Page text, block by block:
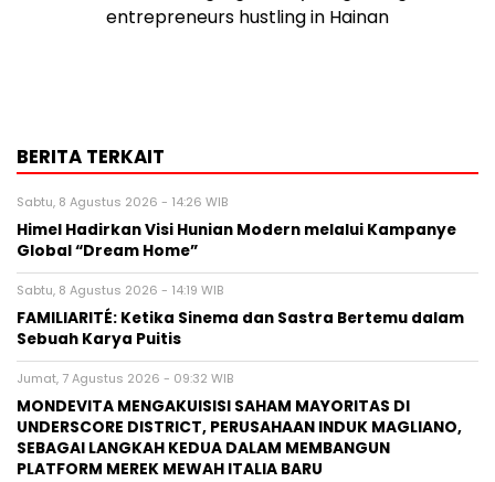
entrepreneurs hustling in Hainan
BERITA TERKAIT
Sabtu, 8 Agustus 2026 - 14:26 WIB
Himel Hadirkan Visi Hunian Modern melalui Kampanye
Global “Dream Home”
Sabtu, 8 Agustus 2026 - 14:19 WIB
FAMILIARITÉ: Ketika Sinema dan Sastra Bertemu dalam
Sebuah Karya Puitis
Jumat, 7 Agustus 2026 - 09:32 WIB
MONDEVITA MENGAKUISISI SAHAM MAYORITAS DI
UNDERSCORE DISTRICT, PERUSAHAAN INDUK MAGLIANO,
SEBAGAI LANGKAH KEDUA DALAM MEMBANGUN
PLATFORM MEREK MEWAH ITALIA BARU